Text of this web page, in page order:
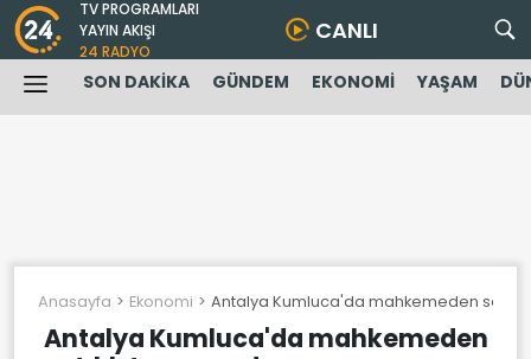
TV PROGRAMLARI
YAYIN AKIŞI
24 RADYO
CANLI
SON DAKİKA GÜNDEM EKONOMİ YAŞAM
Anasayfa Ekonomi Antalya Kumluca'da mahkemeden satılık
Antalya Kumluca'da mahkemeden